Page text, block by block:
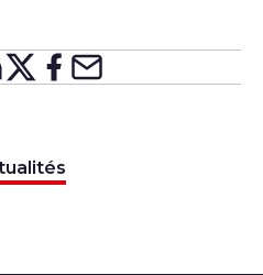
sur
Partager surX
Partager
Partager